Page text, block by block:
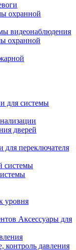
охранной
видеонаблюдения
охранной
для системы
дверей
переключателя
уровня
Аксессуары для